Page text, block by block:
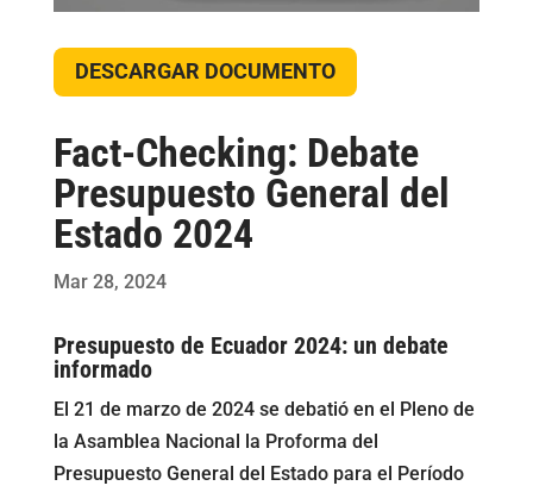
DESCARGAR DOCUMENTO
Fact-Checking: Debate
Presupuesto General del
Estado 2024
Mar 28, 2024
Presupuesto de Ecuador 2024: un debate
informado
El 21 de marzo de 2024 se debatió en el Pleno de
la Asamblea Nacional la Proforma del
Presupuesto General del Estado para el Período